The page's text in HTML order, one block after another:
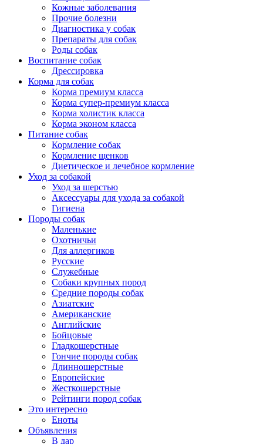
Кожные заболевания
Прочие болезни
Диагностика у собак
Препараты для собак
Роды собак
Воспитание собак
Дрессировка
Корма для собак
Корма премиум класса
Корма супер-премиум класса
Корма холистик класса
Корма эконом класса
Питание собак
Кормление собак
Кормление щенков
Диетическое и лечебное кормление
Уход за собакой
Уход за шерстью
Аксессуары для ухода за собакой
Гигиена
Породы собак
Маленькие
Охотничьи
Для аллергиков
Русские
Служебные
Собаки крупных пород
Средние породы собак
Азиатские
Американские
Английские
Бойцовые
Гладкошерстные
Гончие породы собак
Длинношерстные
Европейские
Жесткошерстные
Рейтинги пород собак
Это интересно
Еноты
Объявления
В дар